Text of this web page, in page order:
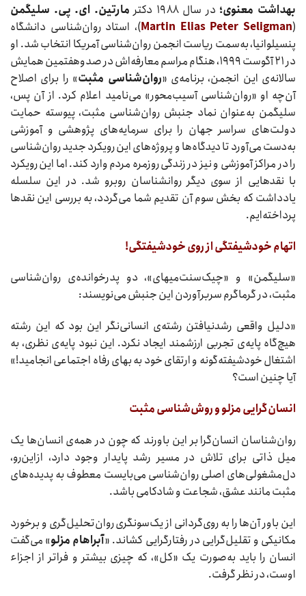
بهداشت معنوی؛ در سال ۱۹۸۸ دکتر مارتین. ای‌. پی. سلیگمن
(
Martin Elias Peter Seligman)، استاد روان‌شناسی دانشگاه
پنسیلوانیا، به‌سمت ریاست انجمن روان‌شناسی آمریکا انتخاب شد. او
در ۲۱ آگوست ۱۹۹۹، هنگام مراسم معارفه‌اش در صدوهفتمین همایش
سالانه‌ی این انجمن، برنامه‌ی «روان‌شناسی مثبت» را برای اصلاح
آن‌چه او «روان‌شناسی آسیب‌محور» می‌نامید اعلام کرد. از آن پس،
سلیگمن به‌عنوان نماد جنبش روان‌شناسی مثبت، پیوسته حمایت
دولت‌های سراسر جهان را برای سرمایه‌های پژوهشی و آموزشی
به‌دست می‌آورد تا دیدگاه‌ها و پروژه‌های این رویکرد جدید روان‌شناسی
را در مراکز آموزشی و نیز در زندگی روزمره مردم وارد ‌کند. اما این رویکرد
با نقدهایی از سوی دیگر روانشناسان روبرو شد. در این سلسله
یادداشت که بخش سوم آن تقدیم شما می‌گردد، به بررسی این نقدها
پرداخته‌ایم.
اتهام خودشیفتگی از روی خودشیفتگی!
«سلیگمن» و «چیک‌سنت‌میهای»، دو پدرخوانده‌ی روان‌شناسی
مثبت، در گرماگرم سربرآوردن این جنبش می‌نویسند:
«دلیل واقعی رشدنیافتن رشته‌ی انسانی‌نگر این بود که این رشته
هیچ‌گاه پایه‌ی تجربی ارزشمند ایجاد نکرد. این نبود پایه‌ی نظری، به
اشتغال خودشیفته‌گونه و ارتقای خود به بهای رفاه اجتماعی انجامید!»
آیا چنین است؟
انسان‌گرایی مزلو و روش‌شناسی مثبت
روان‌شناسان انسان‌گرا بر این باورند که چون در همه‌ی انسان‌ها یک
میل ذاتی برای تلاش در مسیر رشد پایدار وجود دارد، ازاین‌رو،
دل‌مشغولی‌های اصلی روان‌شناسی می‌بایست معطوف به پدیده‌های
مثبت مانند عشق، شجاعت و شادکامی باشد.
این باور آن‌ها را به روی‌گردانی از یک‌سونگری روان‌تحلیل‌گری و برخورد
مکانیکی و تقلیل‌گرایی در رفتارگرایی کشاند. «آبراهام مزلو» می‌گفت
انسان را باید به‌صورت یک «کل»، که چیزی بیشتر و فراتر از اجزاء
اوست، در نظر گرفت.